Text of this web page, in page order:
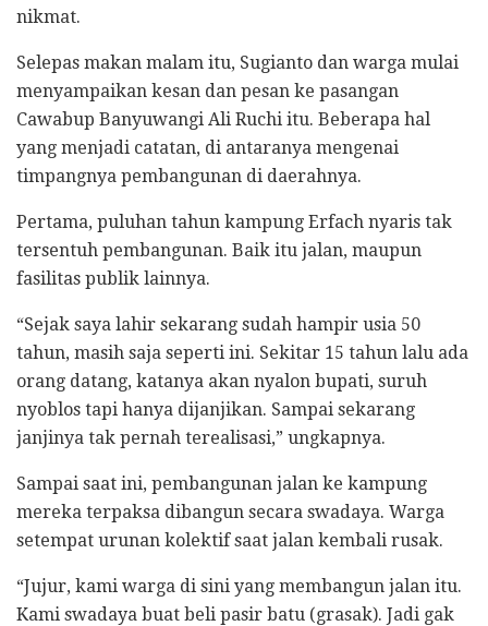
nikmat.
Selepas makan malam itu, Sugianto dan warga mulai
menyampaikan kesan dan pesan ke pasangan
Cawabup Banyuwangi Ali Ruchi itu. Beberapa hal
yang menjadi catatan, di antaranya mengenai
timpangnya pembangunan di daerahnya.
Pertama, puluhan tahun kampung Erfach nyaris tak
tersentuh pembangunan. Baik itu jalan, maupun
fasilitas publik lainnya.
“Sejak saya lahir sekarang sudah hampir usia 50
tahun, masih saja seperti ini. Sekitar 15 tahun lalu ada
orang datang, katanya akan nyalon bupati, suruh
nyoblos tapi hanya dijanjikan. Sampai sekarang
janjinya tak pernah terealisasi,” ungkapnya.
Sampai saat ini, pembangunan jalan ke kampung
mereka terpaksa dibangun secara swadaya. Warga
setempat urunan kolektif saat jalan kembali rusak.
“Jujur, kami warga di sini yang membangun jalan itu.
Kami swadaya buat beli pasir batu (grasak). Jadi gak